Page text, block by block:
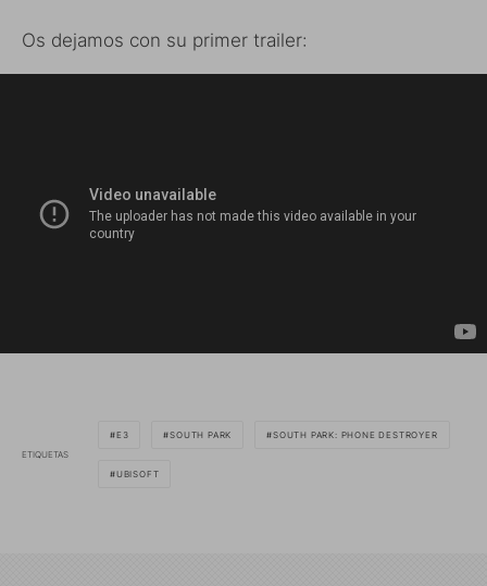
Os dejamos con su primer trailer:
ETIQUETAS
E3 SOUTH PARK SOUTH PARK: PHONE DESTROYER
UBISOFT